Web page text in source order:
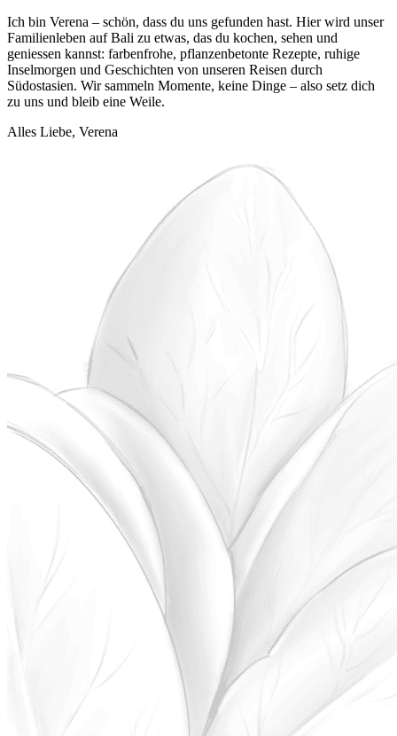
Ich bin Verena – schön, dass du uns gefunden hast. Hier wird unser
Familienleben auf Bali zu etwas, das du kochen, sehen und
geniessen kannst: farbenfrohe, pflanzenbetonte Rezepte, ruhige
Inselmorgen und Geschichten von unseren Reisen durch
Südostasien. Wir sammeln Momente, keine Dinge – also setz dich
zu uns und bleib eine Weile.
Alles Liebe, Verena